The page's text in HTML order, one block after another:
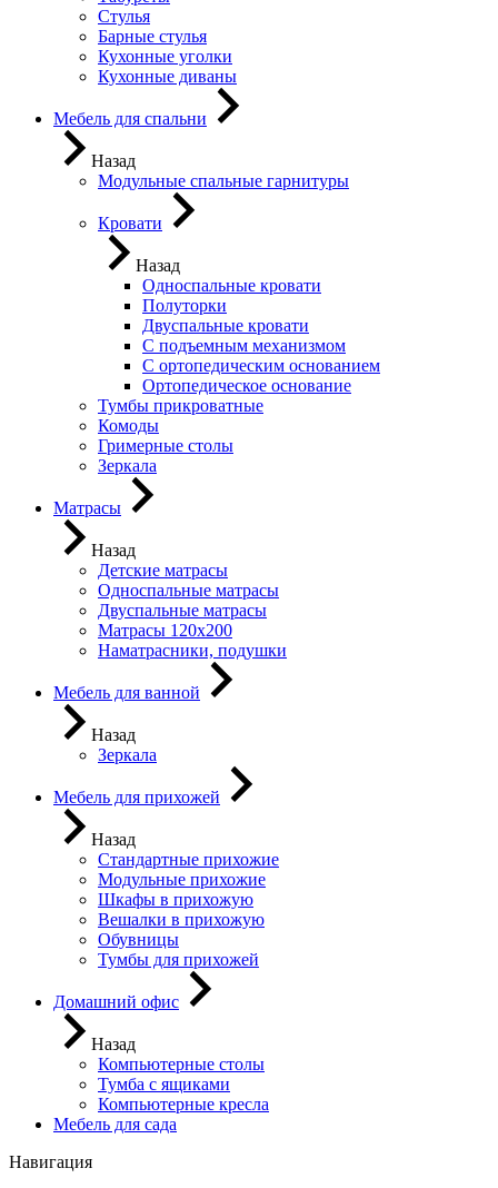
Стулья
Барные стулья
Кухонные уголки
Кухонные диваны
Мебель для спальни
Назад
Модульные спальные гарнитуры
Кровати
Назад
Односпальные кровати
Полуторки
Двуспальные кровати
С подъемным механизмом
С ортопедическим основанием
Ортопедическое основание
Тумбы прикроватные
Комоды
Гримерные столы
Зеркала
Матрасы
Назад
Детские матрасы
Односпальные матрасы
Двуспальные матрасы
Матрасы 120х200
Наматрасники, подушки
Мебель для ванной
Назад
Зеркала
Мебель для прихожей
Назад
Стандартные прихожие
Модульные прихожие
Шкафы в прихожую
Вешалки в прихожую
Обувницы
Тумбы для прихожей
Домашний офис
Назад
Компьютерные столы
Тумба с ящиками
Компьютерные кресла
Мебель для сада
Навигация